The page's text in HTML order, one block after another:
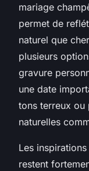
mariage
permet de
naturel que
plusieurs
gravure
une date
tons terreux ou
naturelles
Les
restent